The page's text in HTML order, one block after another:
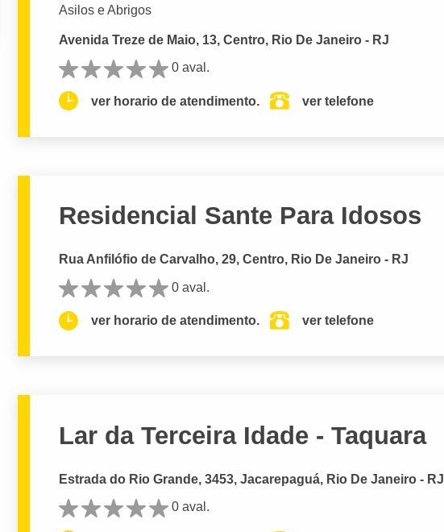
Asilos e Abrigos
Avenida Treze de Maio, 13, Centro, Rio De Janeiro - RJ
0 aval.
ver horario de atendimento. ver telefone
Residencial Sante Para Idosos
Rua Anfilófio de Carvalho, 29, Centro, Rio De Janeiro - RJ
0 aval.
ver horario de atendimento. ver telefone
Lar da Terceira Idade - Taquara
Estrada do Rio Grande, 3453, Jacarepaguá, Rio De Janeiro - RJ
0 aval.